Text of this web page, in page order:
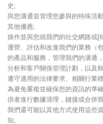
史;
與您溝通並管理您參與的特殊活
其他優惠;
操作並與您就我們的社交網路或[
運營、評估和改進我們的業務（
的產品和服務，管理我們的溝通
分析和客戶關係管理計劃，以及
遵守適用的法律要求、相關行業
為避免重複並確保您的資訊的準
供者進行數據清理，鏈接或合併我
我們還可能以其他方式使用這些
知。